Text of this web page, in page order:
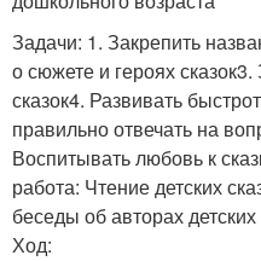
Задачи: 1. Закрепить
о сюжете и героях
сказок4. Развивать
правильно отвечать на
Воспитывать любовь к
работа: Чтение детских
беседы об авторах
Ход: